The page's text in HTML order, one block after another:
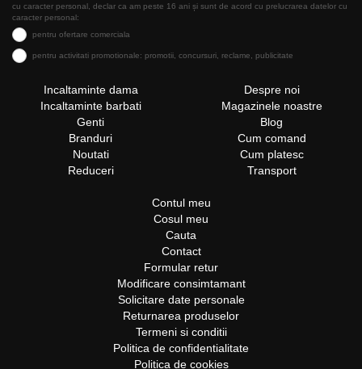
cu caracter personal, declar ca am peste 16 ani și sunt de acord cu prelucrarea datelor cu
caracter personal:
pentru ofertare comerciala
pentru activitati promotionale: promotii, concursuri, reclame, publicitate
Incaltaminte dama
Incaltaminte barbati
Genti
Branduri
Noutati
Reduceri
Despre noi
Magazinele noastre
Blog
Cum comand
Cum platesc
Transport
Contul meu
Cosul meu
Cauta
Contact
Formular retur
Modificare consimtamant
Solicitare date personale
Returnarea produselor
Termeni si conditii
Politica de confidentialitate
Politica de cookies